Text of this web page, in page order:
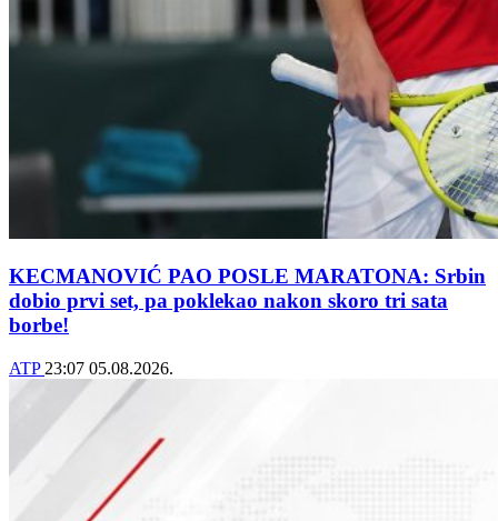
KECMANOVIĆ PAO POSLE MARATONA: Srbin
dobio prvi set, pa poklekao nakon skoro tri sata
borbe!
ATP 23:07 05.08.2026.